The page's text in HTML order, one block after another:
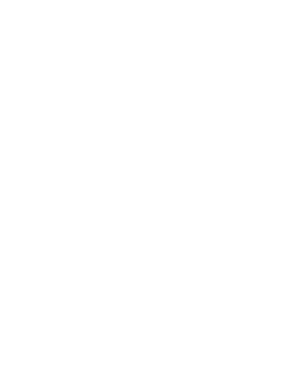
58, 60, 62, 64, 66